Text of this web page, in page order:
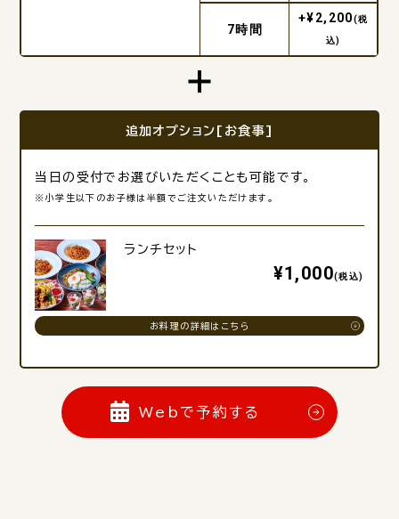
7時間
+¥2,200(税
込)
追加オプション[お食事]
当日の受付でお選びいただくことも可能です。
※小学生以下のお子様は半額でご注文いただけます。
ランチセット
¥1,000(税込)
お料理の詳細はこちら
Webで予約する